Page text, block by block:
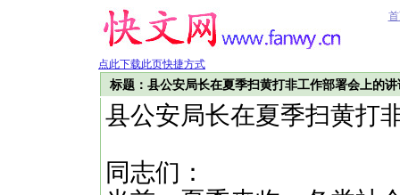
点此下载此页快捷方式
标题：县公安局长在夏季扫黄打非工作部署会上的讲
县公安局长在夏季扫黄打
同志们：